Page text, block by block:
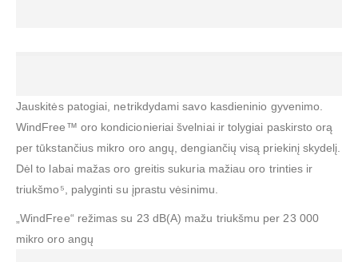
Jauskitės patogiai, netrikdydami savo kasdieninio gyvenimo.
WindFree™ oro kondicionieriai švelniai ir tolygiai paskirsto orą
per tūkstančius mikro oro angų, dengiančių visą priekinį skydelį.
Dėl to labai mažas oro greitis sukuria mažiau oro trinties ir
triukšmo⁵, palyginti su įprastu vėsinimu.
„WindFree“ režimas su 23 dB(A) mažu triukšmu per 23 000
mikro oro angų